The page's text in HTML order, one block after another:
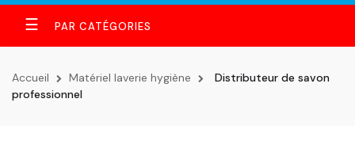
Basculer
la
navigation
☰
Accueil Matériel laverie hygiène
Distributeur de savon
professionnel